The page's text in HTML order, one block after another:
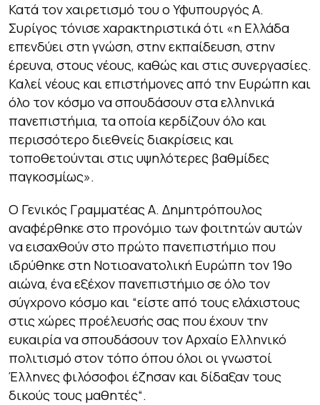
Κατά τον χαιρετισμό του ο Υφυπουργός Α.
Συρίγος τόνισε χαρακτηριστικά ότι «η Ελλάδα
επενδύει στη γνώση, στην εκπαίδευση, στην
έρευνα, στους νέους, καθώς και στις συνεργασίες.
Καλεί νέους και επιστήμονες από την Ευρώπη και
όλο τον κόσμο να σπουδάσουν στα ελληνικά
πανεπιστήμια, τα οποία κερδίζουν όλο και
περισσότερο διεθνείς διακρίσεις και
τοποθετούνται στις υψηλότερες βαθμίδες
παγκοσμίως».
O Γενικός Γραμματέας Α. Δημητρόπουλος
αναφέρθηκε στο προνόμιο των φοιτητών αυτών
να εισαχθούν στο πρώτο πανεπιστήμιο που
ιδρύθηκε στη Νοτιοανατολική Ευρώπη τον 19ο
αιώνα, ένα εξέχον πανεπιστήμιο σε όλο τον
σύγχρονο κόσμο και “είστε από τους ελάχιστους
στις χώρες προέλευσής σας που έχουν την
ευκαιρία να σπουδάσουν τον Αρχαίο Ελληνικό
πολιτισμό στον τόπο όπου όλοι οι γνωστοί
Έλληνες φιλόσοφοι έζησαν και δίδαξαν τους
δικούς τους μαθητές“.